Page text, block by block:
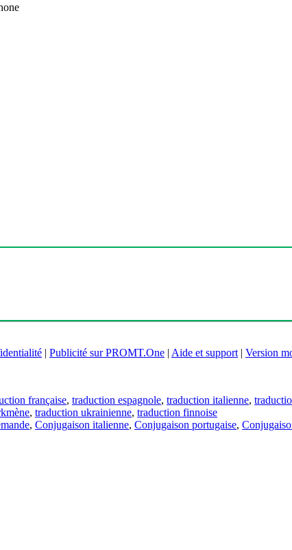
| Publicité sur PROMT.One | Aide et support | Version
française, traduction espagnole, traduction italienne,
, traduction ukrainienne, traduction finnoise
, Conjugaison italienne, Conjugaison portugaise,